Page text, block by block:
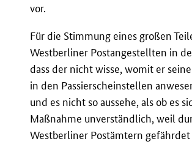
vor.
Für die Stimmung eines großen
Westberliner Postangestellten in
dass der nicht wisse, womit er
in den Passierscheinstellen
und es nicht so aussehe, als ob es
Maßnahme unverständlich, weil
Westberliner Postämtern gefährdet